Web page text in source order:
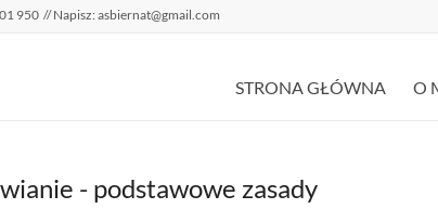
950 // Napisz: asbiernat@gmail.com
STRONA GŁÓWNA O
- podstawowe zasady